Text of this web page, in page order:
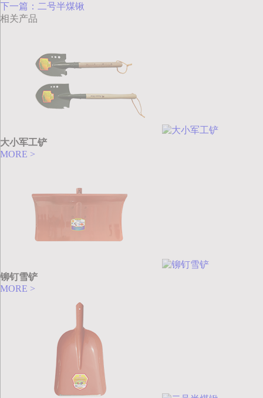
下一篇：二号半煤锹
相关产品
大小军工铲
MORE >
铆钉雪铲
MORE >